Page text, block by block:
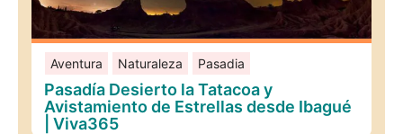
Aventura Naturaleza Pasadia
Pasadía Desierto la Tatacoa y
Avistamiento de Estrellas desde Ibagué
| Viva365